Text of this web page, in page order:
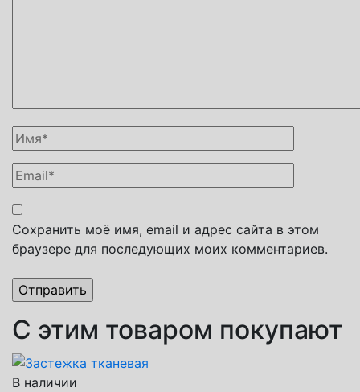
Сохранить моё имя, email и адрес сайта в этом
браузере для последующих моих комментариев.
С этим товаром покупают
В наличии